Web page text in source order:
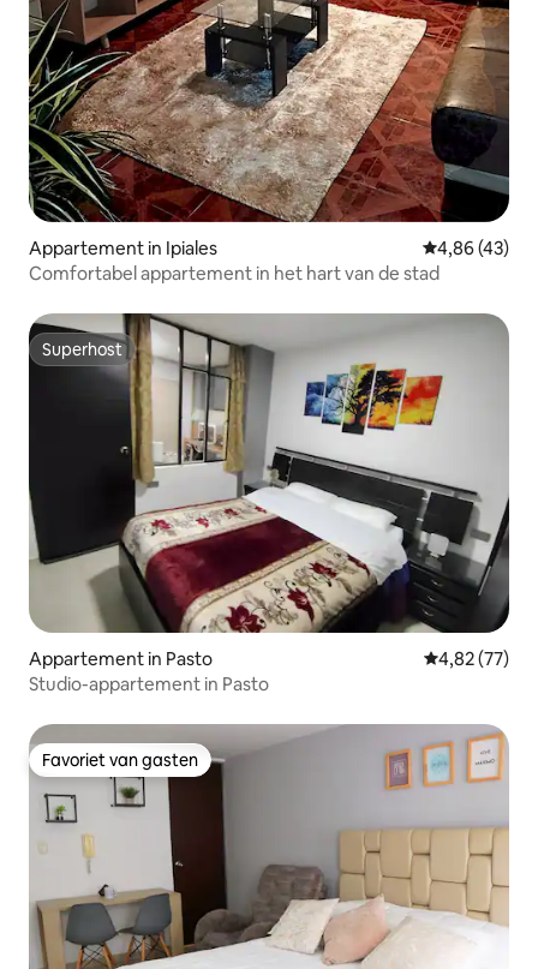
Appartement in Ipiales Gemiddelde
4,86 (43)
Comfortabel appartement in het hart van de stad
Superhost
Superhost
Appartement in Pasto Gemiddelde
4,82 (77)
Studio-appartement in Pasto
Favoriet van gasten
Favoriet van gasten